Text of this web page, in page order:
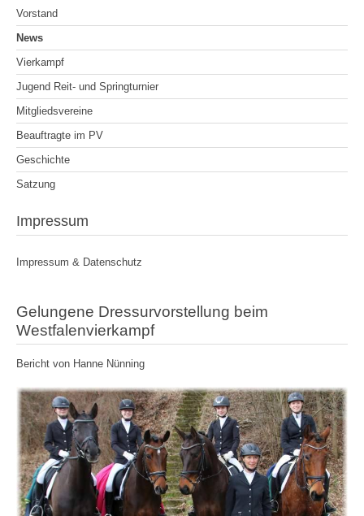
Vorstand
News
Vierkampf
Jugend Reit- und Springturnier
Mitgliedsvereine
Beauftragte im PV
Geschichte
Satzung
Impressum
Impressum & Datenschutz
Gelungene Dressurvorstellung beim
Westfalenvierkampf
Bericht von Hanne Nünning